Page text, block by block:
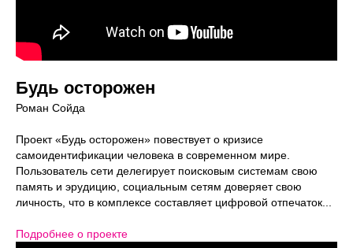
Будь осторожен
Роман Сойда
Проект «Будь осторожен» повествует о кризисе
самоидентификации человека в современном мире.
Пользователь сети делегирует поисковым системам свою
память и эрудицию, социальным сетям доверяет свою
личность, что в комплексе составляет цифровой отпечаток...
Подробнее о проекте